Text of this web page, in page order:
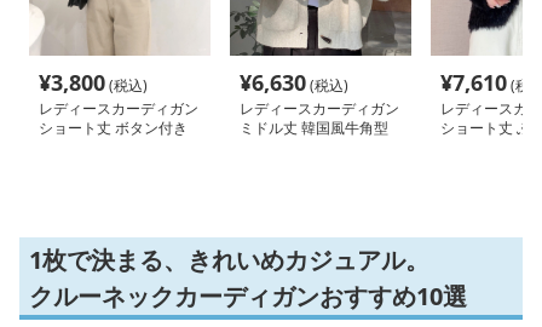
¥3,800(税込)
レディースカーディガン
ショート丈 ボタン付き
¥6,630(税込)
レディースカーディガン
ミドル丈 韓国風牛角型
¥7,610(税
レディースカ
ショート丈 ふ
1枚で決まる、きれいめカジュアル。
クルーネックカーディガンおすすめ10選